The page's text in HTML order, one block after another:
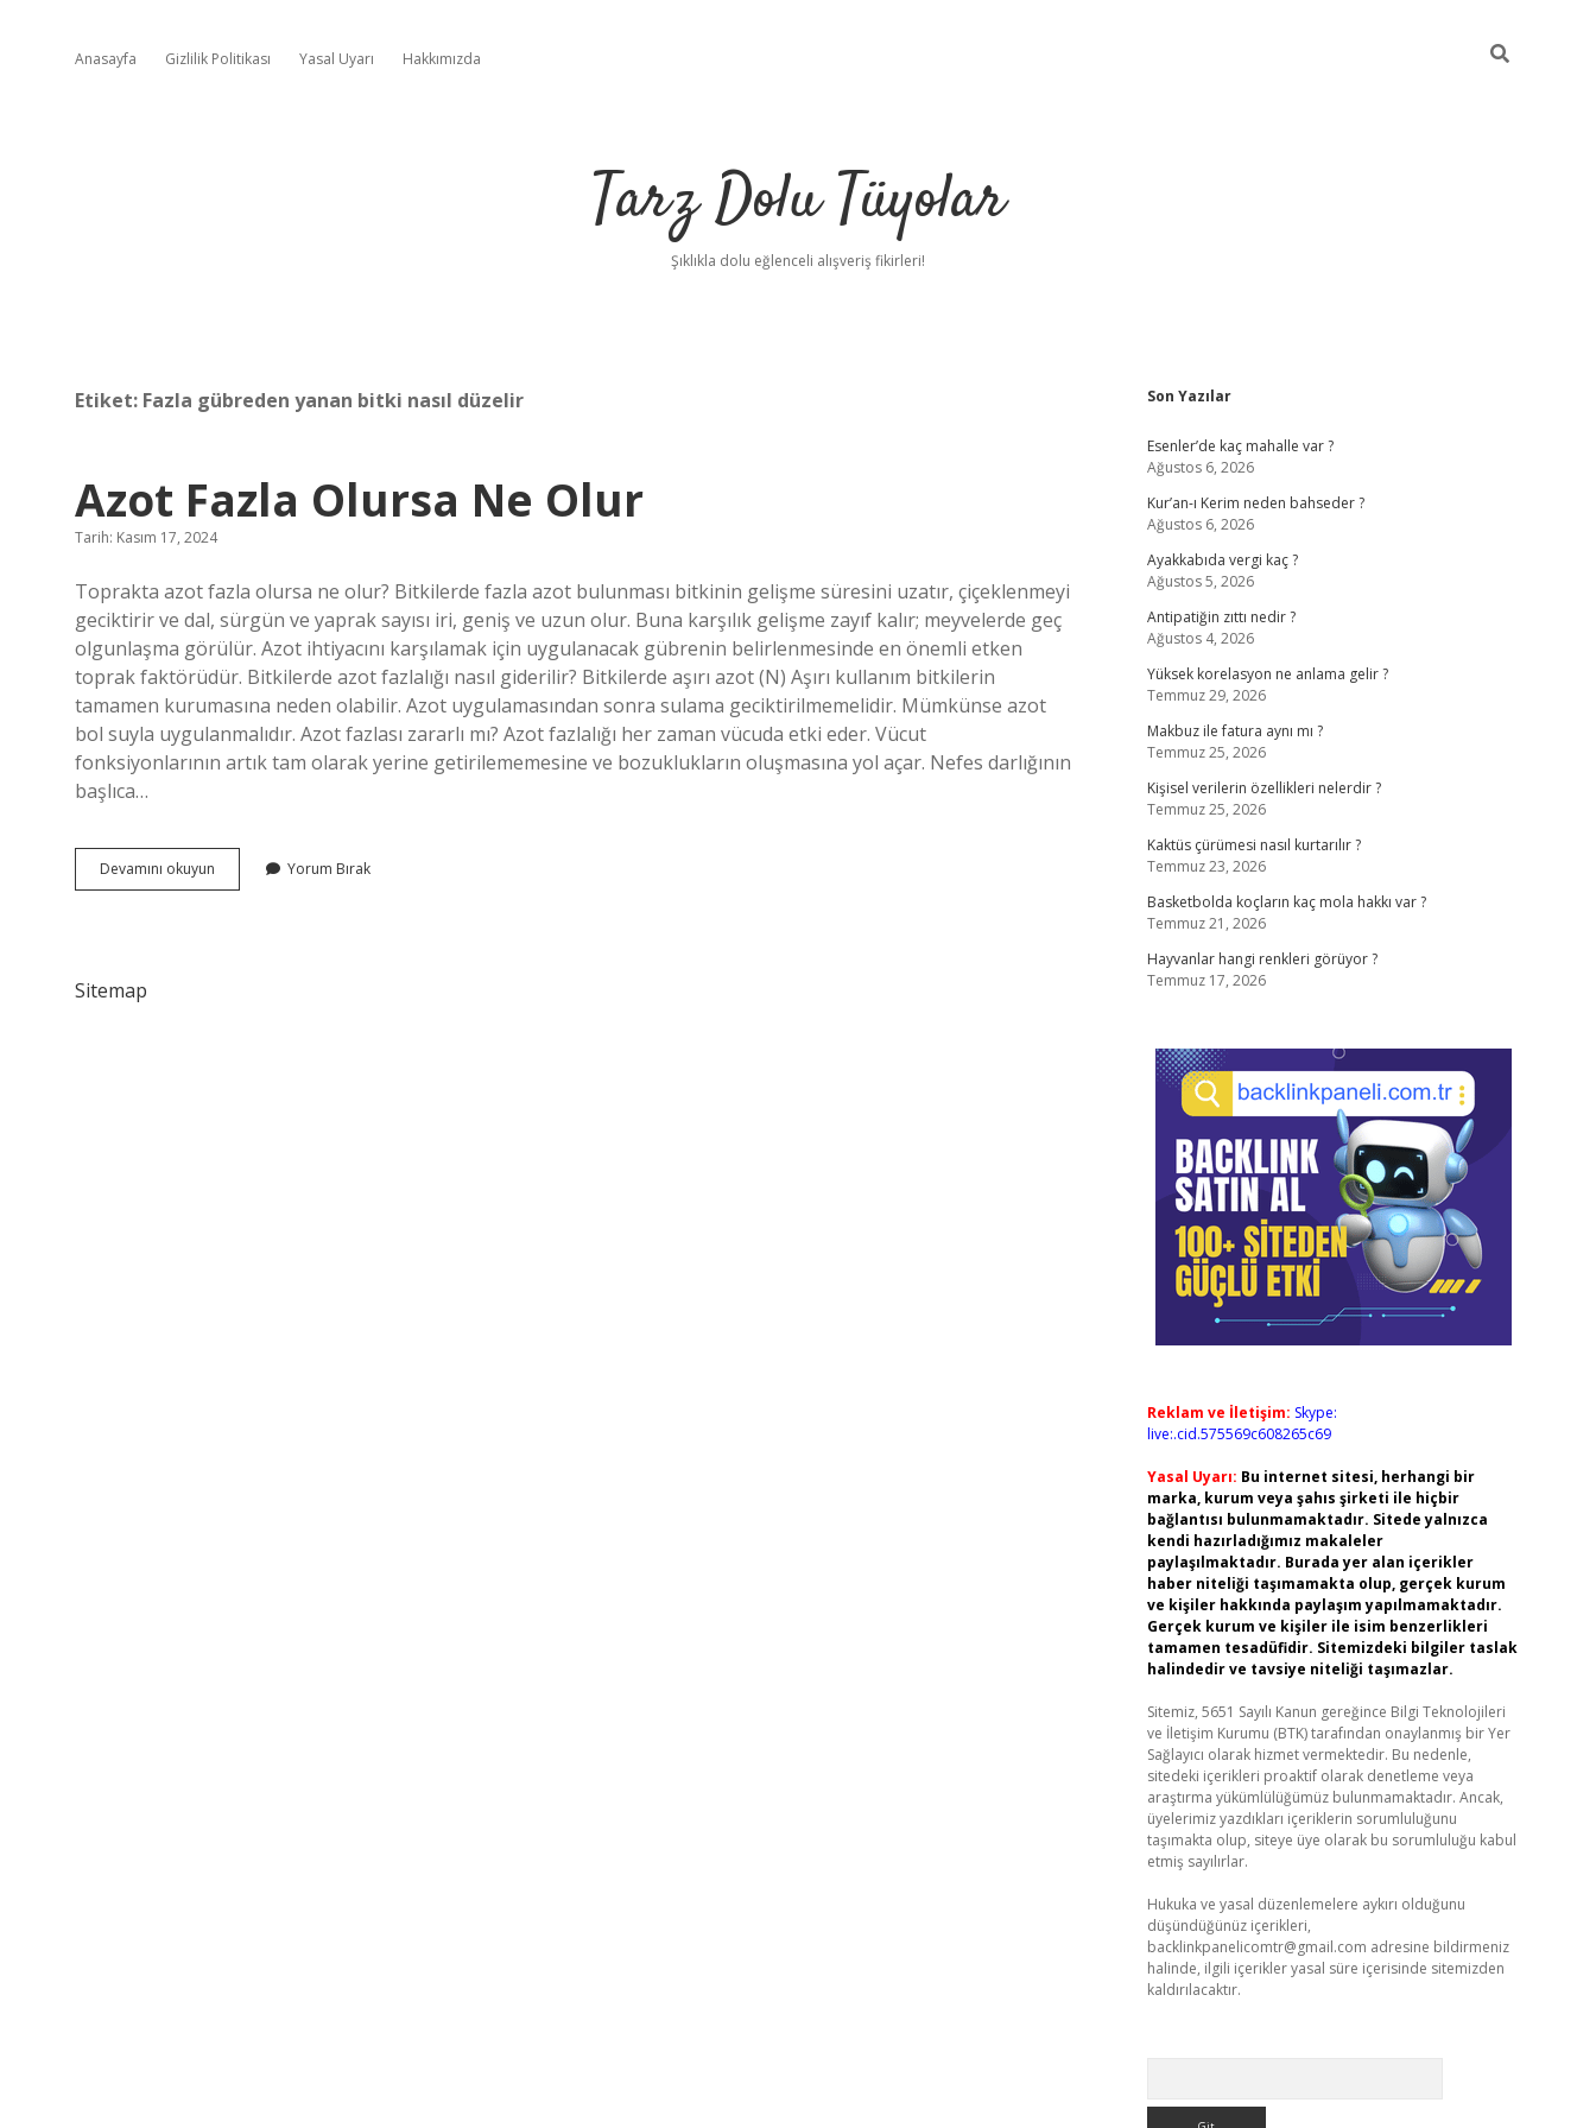
Anasayfa Gizlilik Politikası Yasal Uyarı Hakkımızda
Tarz Dolu Tüyolar
Şıklıkla dolu eğlenceli alışveriş fikirleri!
Etiket: Fazla gübreden yanan bitki nasıl düzelir
Azot Fazla Olursa Ne Olur
Tarih: Kasım 17, 2024
Toprakta azot fazla olursa ne olur? Bitkilerde fazla azot bulunması bitkinin gelişme süresini uzatır, çiçeklenmeyi
geciktirir ve dal, sürgün ve yaprak sayısı iri, geniş ve uzun olur. Buna karşılık gelişme zayıf kalır; meyvelerde geç
olgunlaşma görülür. Azot ihtiyacını karşılamak için uygulanacak gübrenin belirlenmesinde en önemli etken
toprak faktörüdür. Bitkilerde azot fazlalığı nasıl giderilir? Bitkilerde aşırı azot (N) Aşırı kullanım bitkilerin
tamamen kurumasına neden olabilir. Azot uygulamasından sonra sulama geciktirilmemelidir. Mümkünse azot
bol suyla uygulanmalıdır. Azot fazlası zararlı mı? Azot fazlalığı her zaman vücuda etki eder. Vücut
fonksiyonlarının artık tam olarak yerine getirilememesine ve bozuklukların oluşmasına yol açar. Nefes darlığının
başlıca…
Devamını okuyun
Fazla
Yorum Bırak
Sitemap
Sidebar
Son Yazılar
Esenler’de kaç mahalle var ?
Ağustos 6, 2026
Kur’an-ı Kerim neden bahseder ?
Ağustos 6, 2026
Ayakkabıda vergi kaç ?
Ağustos 5, 2026
Antipatiğin zıttı nedir ?
Ağustos 4, 2026
Yüksek korelasyon ne anlama gelir ?
Temmuz 29, 2026
Makbuz ile fatura aynı mı ?
Temmuz 25, 2026
Kişisel verilerin özellikleri nelerdir ?
Temmuz 25, 2026
Kaktüs çürümesi nasıl kurtarılır ?
Temmuz 23, 2026
Basketbolda koçların kaç mola hakkı var ?
Temmuz 21, 2026
Hayvanlar hangi renkleri görüyor ?
Temmuz 17, 2026
Reklam ve İletişim: Skype:
live:.cid.575569c608265c69
Yasal Uyarı: Bu internet sitesi, herhangi bir
marka, kurum veya şahıs şirketi ile hiçbir
bağlantısı bulunmamaktadır. Sitede yalnızca
kendi hazırladığımız makaleler
paylaşılmaktadır. Burada yer alan içerikler
haber niteliği taşımamakta olup, gerçek kurum
ve kişiler hakkında paylaşım yapılmamaktadır.
Gerçek kurum ve kişiler ile isim benzerlikleri
tamamen tesadüfidir. Sitemizdeki bilgiler taslak
halindedir ve tavsiye niteliği taşımazlar.
Sitemiz, 5651 Sayılı Kanun gereğince Bilgi Teknolojileri
ve İletişim Kurumu (BTK) tarafından onaylanmış bir Yer
Sağlayıcı olarak hizmet vermektedir. Bu nedenle,
sitedeki içerikleri proaktif olarak denetleme veya
araştırma yükümlülüğümüz bulunmamaktadır. Ancak,
üyelerimiz yazdıkları içeriklerin sorumluluğunu
taşımakta olup, siteye üye olarak bu sorumluluğu kabul
etmiş sayılırlar.
Hukuka ve yasal düzenlemelere aykırı olduğunu
düşündüğünüz içerikleri,
backlinkpanelicomtr@gmail.com adresine bildirmeniz
halinde, ilgili içerikler yasal süre içerisinde sitemizden
kaldırılacaktır.
hiltonbetilbet giriş yap